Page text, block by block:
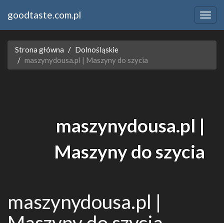
goodtaste.com.pl
Strona główna
Dolnośląskie
maszynydousa.pl | Maszyny do szycia
maszynydousa.pl |
Maszyny do szycia
maszynydousa.pl |